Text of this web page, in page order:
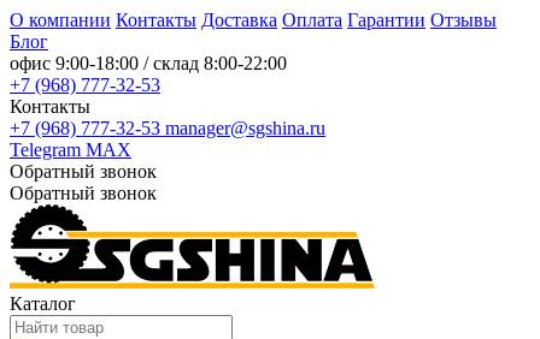
О компании Контакты Доставка Оплата Гарантии Отзывы
Блог
офис 9:00-18:00 / склад 8:00-22:00
+7 (968) 777-32-53
Контакты
+7 (968) 777-32-53 manager@sgshina.ru
Telegram MAX
Обратный звонок
Обратный звонок
Каталог